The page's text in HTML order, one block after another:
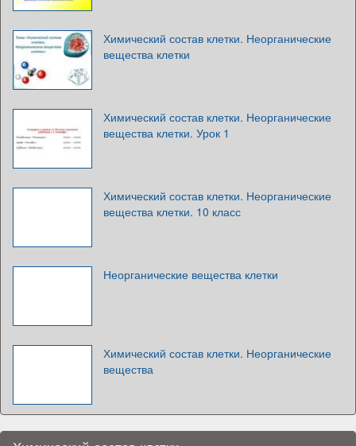
Химический состав клетки. Неорганические
вещества клетки
Химический состав клетки. Неорганические
вещества клетки. Урок 1
Химический состав клетки. Неорганические
вещества клетки. 10 класс
Неорганические вещества клетки
Химический состав клетки. Неорганические
вещества